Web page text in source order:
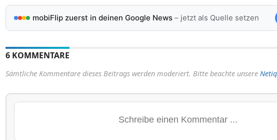
mobiFlip zuerst in deinen Google News– jetzt als Quelle setzen
6 KOMMENTARE
Sämtliche Kommentare dieses Beitrags werden moderiert. Bitte beachte unsere